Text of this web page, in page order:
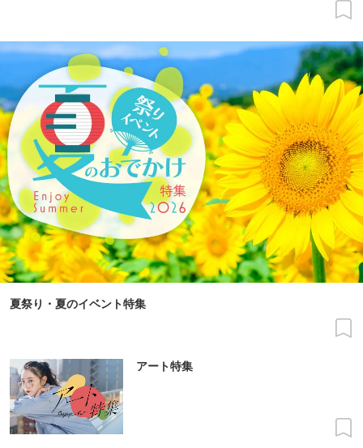
夏祭り・夏のイベント特集
アート特集